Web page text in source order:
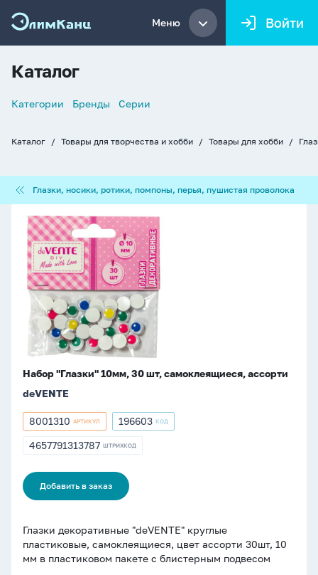
Меню Войти
Каталог
Список
Категории Бренды Серии
Каталог Товары для творчества и хобби Товары для хобби
носики,
ротики,
помпоны,
перья,
пушистая
проволока
Глазки, носики, ротики, помпоны, перья, пушистая проволока
Набор
"Глазки"
10мм,
30
шт,
самоклеящиеся,
ассорти
Набор "Глазки" 10мм, 30 шт, самоклеящиеся, ассорти
deVENTE
Артикул
8001310
8001310 АРТИКУЛ
Артикул
196603
196603 КОД
ШТРИХКОД
4657791313787 ШТРИХКОД
Добавить в заказ
Глазки декоративные "deVENTE" круглые
пластиковые, самоклеящиеся, цвет ассорти 30шт, 10
мм в пластиковом пакете с блистерным подвесом